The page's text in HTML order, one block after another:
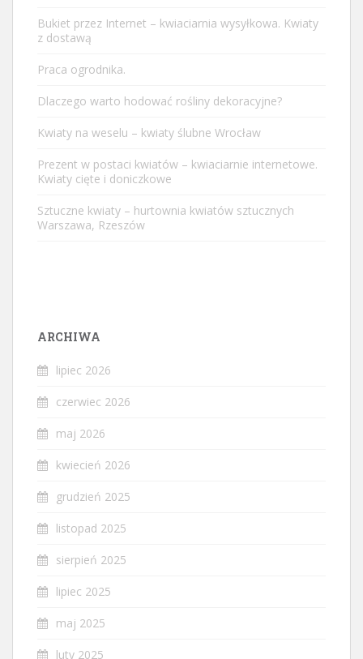
Bukiet przez Internet – kwiaciarnia wysyłkowa. Kwiaty
z dostawą
Praca ogrodnika.
Dlaczego warto hodować rośliny dekoracyjne?
Kwiaty na weselu – kwiaty ślubne Wrocław
Prezent w postaci kwiatów – kwiaciarnie internetowe.
Kwiaty cięte i doniczkowe
Sztuczne kwiaty – hurtownia kwiatów sztucznych
Warszawa, Rzeszów
ARCHIWA
lipiec 2026
czerwiec 2026
maj 2026
kwiecień 2026
grudzień 2025
listopad 2025
sierpień 2025
lipiec 2025
maj 2025
luty 2025